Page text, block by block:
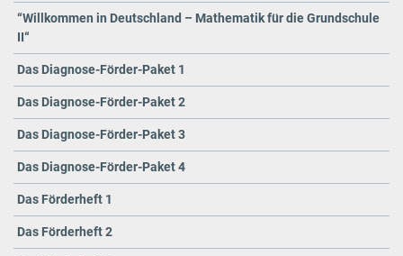
“Willkommen in Deutschland – Mathematik für die Grundschule
II“
Das Diagnose-Förder-Paket 1
Das Diagnose-Förder-Paket 2
Das Diagnose-Förder-Paket 3
Das Diagnose-Förder-Paket 4
Das Förderheft 1
Das Förderheft 2